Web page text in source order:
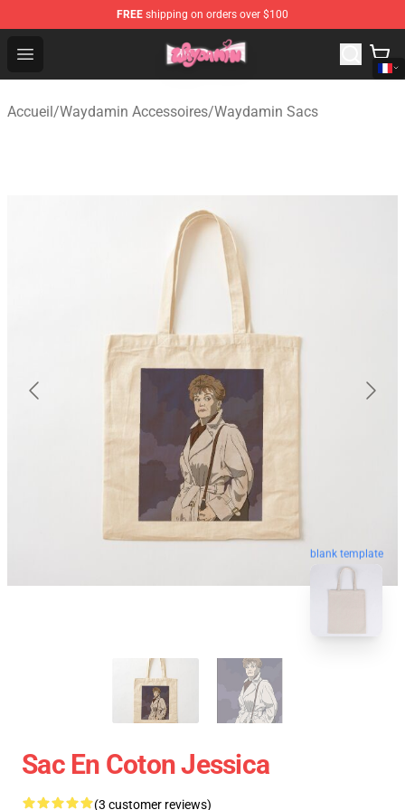
FREE shipping on orders over $100
Open menu
Waydamin Store - Official Waydamin Merchandise Shop
Accueil/Waydamin Accessoires/Waydamin Sacs
blank template
Sac En Coton Jessica
(3 customer reviews)